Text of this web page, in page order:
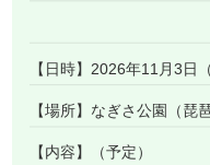
【日時】2026年11月3日
【場所】なぎさ公園（琵
【内容】（予定）